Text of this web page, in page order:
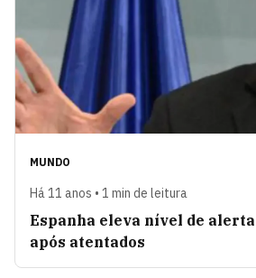
MUNDO
Há 11 anos • 1 min de leitura
Espanha eleva nível de
após atentados